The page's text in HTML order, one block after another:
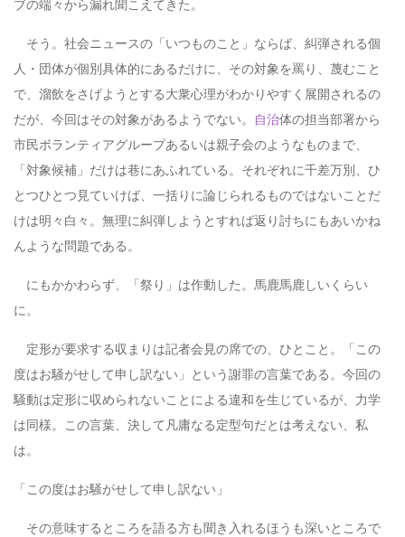
ブの端々から漏れ聞こえてきた。
そう。社会ニュースの「いつものこと」ならば、糾弾される個
人・団体が個別具体的にあるだけに、その対象を罵り、蔑むこと
で、溜飲をさげようとする大衆心理がわかりやすく展開されるの
だが、今回はその対象があるようでない。
自治体の担当部署から
市民ボランティアグループあるいは親子会のようなものまで、
「対象候補」だけは巷にあふれている。それぞれに千差万別、ひ
とつひとつ見ていけば、一括りに論じられるものではないことだ
けは明々白々。無理に糾弾しようとすれば返り討ちにもあいかね
んような問題である。
にもかかわらず、「祭り」は作動した。馬鹿馬鹿しいくらい
に。
定形が要求する収まりは記者会見の席での、ひとこと。「この
度はお騒がせして申し訳ない」という謝罪の言葉である。今回の
騒動は定形に収められないことによる違和を生じているが、力学
は同様。この言葉、決して凡庸なる定型句だとは考えない、私
は。
「この度はお騒がせして申し訳ない」
その意味するところを語る方も聞き入れるほうも深いところで